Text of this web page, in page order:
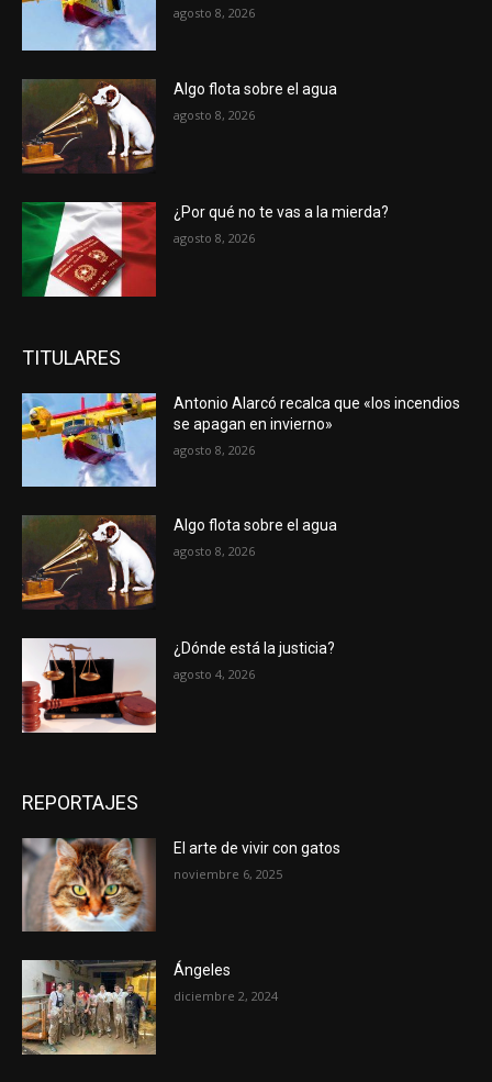
agosto 8, 2026
Algo flota sobre el agua
agosto 8, 2026
¿Por qué no te vas a la mierda?
agosto 8, 2026
TITULARES
Antonio Alarcó recalca que «los incendios
se apagan en invierno»
agosto 8, 2026
Algo flota sobre el agua
agosto 8, 2026
¿Dónde está la justicia?
agosto 4, 2026
REPORTAJES
El arte de vivir con gatos
noviembre 6, 2025
Ángeles
diciembre 2, 2024